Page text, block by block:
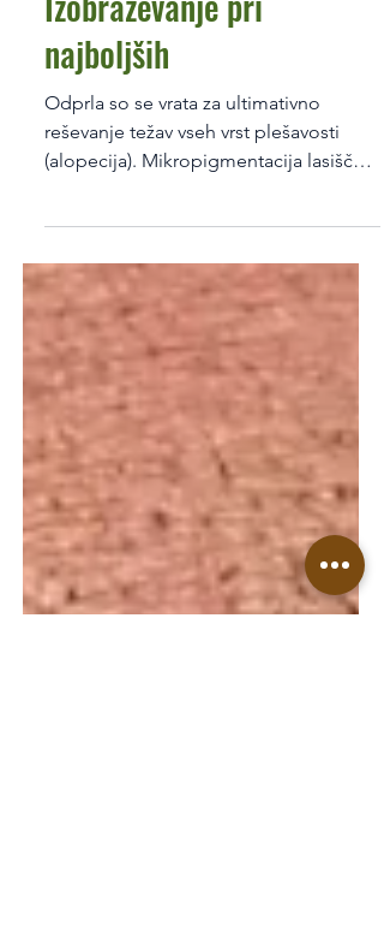
Simona Škraba
Branje traja 1 min
Brandwood SMP Clinic -
Izobraževanje pri
najboljših
Odprla so se vrata za ultimativno
(alopecija). Mikropigmentacija lasišča
(SMP) je rešitev, ki...